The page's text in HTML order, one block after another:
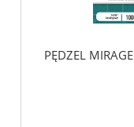
PĘDZEL